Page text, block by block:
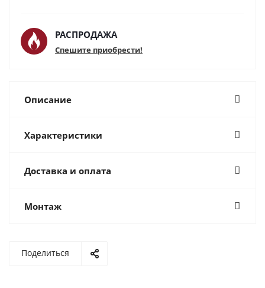
РАСПРОДАЖА
Спешите приобрести!
Описание
Характеристики
Доставка и оплата
Монтаж
Поделиться